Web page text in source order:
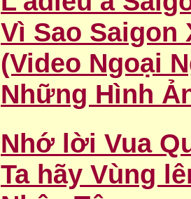
Vì Sao Saigon
(Video Ngoại
Những Hình
Nhớ lời Vua
Ta hãy Vùng